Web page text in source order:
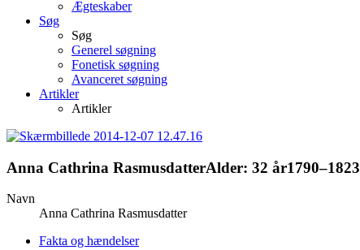
Ægteskaber
Søg
Søg
Generel søgning
Fonetisk søgning
Avanceret søgning
Artikler
Artikler
Anna Cathrina RasmusdatterAlder: 32 år1790–1823
Navn
Anna Cathrina Rasmusdatter
Fakta og hændelser